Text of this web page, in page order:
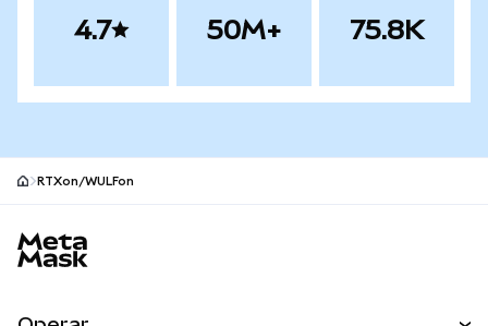
4.7 50M+ 75.8K
RTXon/WULFon